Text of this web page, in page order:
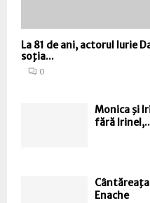
La 81 de ani, actorul Iurie
soţia...
0
Monica şi
fără
Enache